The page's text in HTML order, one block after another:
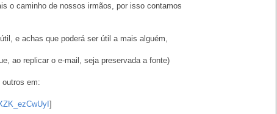
o caminho de nossos irmãos, por isso contamos
e achas que poderá ser útil a mais alguém,
ao replicar o e-mail, seja preservada a fonte)
outros em:
]